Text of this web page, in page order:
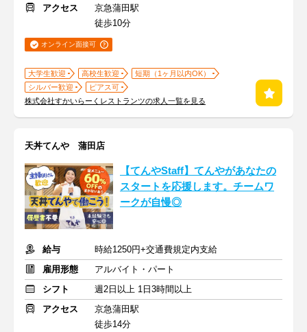
アクセス
京急蒲田駅
徒歩10分
オンライン面接可
大学生歓迎 高校生歓迎
短期（1ヶ月以内OK）
シルバー歓迎
ピアス可
株式会社すかいらーくレストランツの求人一覧を見る
天丼てんや 蒲田店
【てんやStaff】てんやがあなたの
スタートを応援します。チームワ
ークが自慢◎
給与
時給1250円+交通費規定内支給
雇用形態
アルバイト・パート
シフト
週2日以上 1日3時間以上
アクセス
京急蒲田駅
徒歩14分